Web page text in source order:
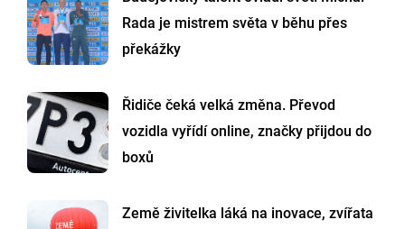
Rada je mistrem světa v běhu přes
překážky
Řidiče čeká velká změna. Převod
vozidla vyřídí online, značky přijdou do
boxů
Země živitelka láká na inovace, zvířata